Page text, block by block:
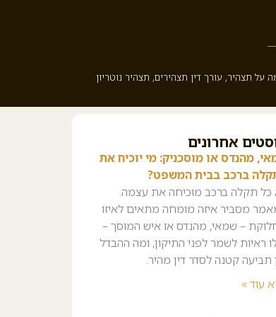
על תצהיר, עורך דין תצהירים, תצהיר נוטריון
אחרונים
מהנדס או מוסכניק: מי יוכיח את
ברכב בבית המשפט?
כל תקלה ברכב מוכיחה את עצמה.
מסביר איזה מומחה מתאים לאיזו
– שמאי, מהנדס או איש המוסך –
ראיות לשמר לפני התיקון, ומה ההבדל
תביעה קטנה לסדר דין מהיר.
עוד »